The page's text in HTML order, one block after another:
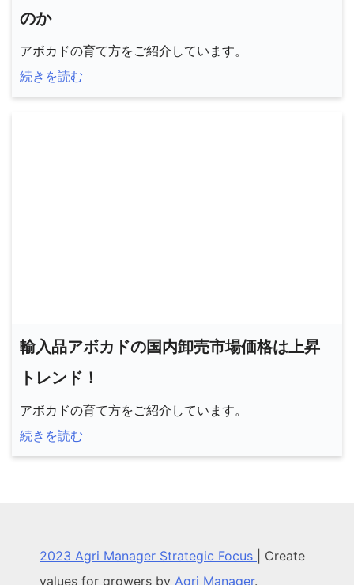
のか
アボカドの育て方をご紹介しています。
続きを読む
輸入品アボカドの国内卸売市場価格は上昇
トレンド！
アボカドの育て方をご紹介しています。
続きを読む
2023 Agri Manager Strategic Focus
Create
values for growers by Agri Manager.